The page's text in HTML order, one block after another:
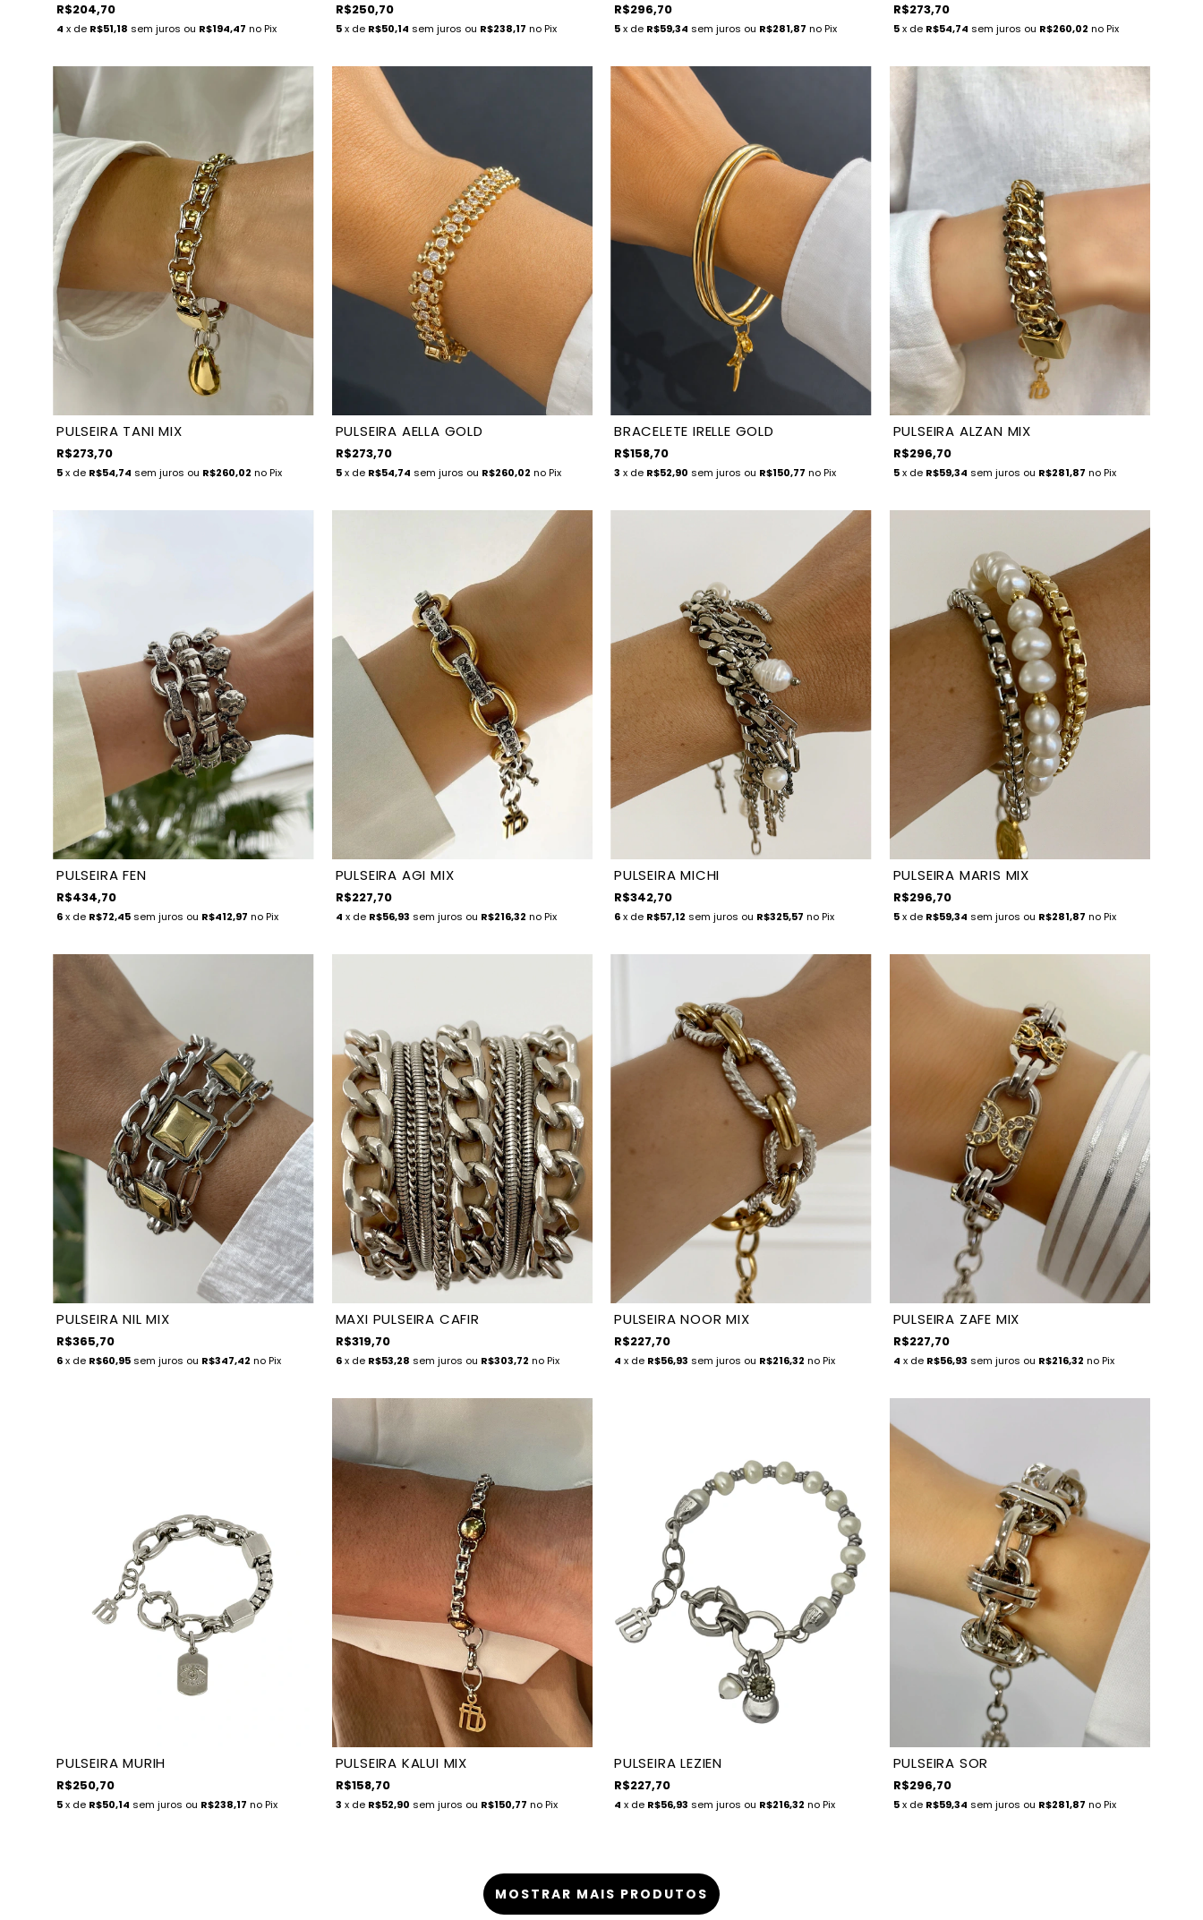
R$204,70
4 x de R$51,18 sem juros ou R$194,47 no Pix
R$250,70
5 x de R$50,14 sem juros ou R$238,17 no Pix
R$296,70
5x de R$59,34 sem juros ou R$281,87 no Pix
R$273,70
5 x de R$54,74 sem juros ou R$260,02 no Pix
PULSEIRA TANI MIX
R$273,70
5x de R$54,74 sem juros ou R$260,02 no Pix
PULSEIRA AELLA GOLD
R$273,70
5 x de R$54,74 sem juros ou R$260,02 no Pix
BRACELETE IRELLE GOLD
R$158,70
3 x de R$52,90 sem juros ou R$150,77 no Pix
PULSEIRA ALZAN MIX
R$296,70
5 x de R$59,34 sem juros ou R$281,87 no Pix
PULSEIRA FEN
R$434,70
6x de R$72,45 sem juros ou R$412,97 no Pix
PULSEIRA AGI MIX
R$227,70
4 x de R$56,93 sem juros ou R$216,32 no Pix
PULSEIRA MICHI
R$342,70
6x de R$57,12 sem juros ou R$325,57 no Pix
PULSEIRA MARIS MIX
R$296,70
5 x de R$59,34 sem juros ou R$281,87 no Pix
PULSEIRA NIL MIX
R$365,70
6x de R$60,95 sem juros ou R$347,42 no Pix
MAXI PULSEIRA CAFIR
R$319,70
6 x de R$53,28 sem juros ou R$303,72 no Pix
PULSEIRA NOOR MIX
R$227,70
4 x de R$56,93 sem juros ou R$216,32 no Pix
PULSEIRA ZAFE MIX
R$227,70
4 x de R$56,93 sem juros ou R$216,32 no Pix
PULSEIRA MURIH
R$250,70
5x de R$50,14 sem juros ou R$238,17 no Pix
PULSEIRA KALUI MIX
R$158,70
3 x de R$52,90 sem juros ou R$150,77 no Pix
PULSEIRA LEZIEN
R$227,70
4 x de R$56,93 sem juros ou R$216,32 no Pix
PULSEIRA SOR
R$296,70
5 x de R$59,34 sem juros ou R$281,87 no Pix
MOSTRAR MAIS PRODUTOS